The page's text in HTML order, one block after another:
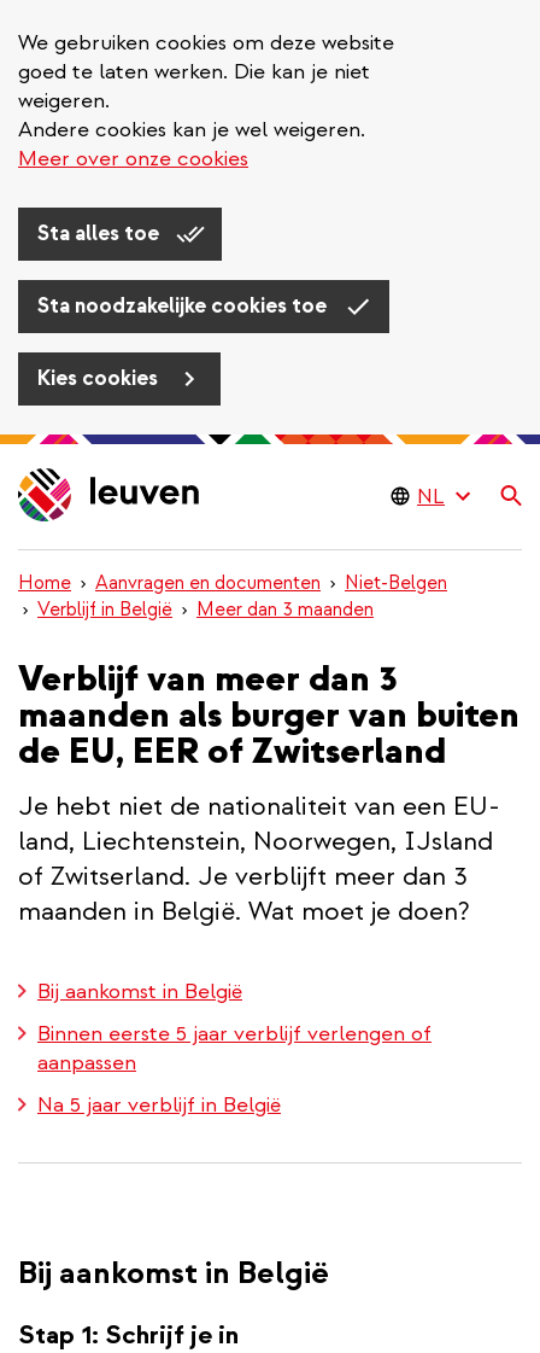
We gebruiken cookies om deze website
goed te laten werken. Die kan je niet
weigeren.
Andere cookies kan je wel weigeren.
Meer over onze cookies
Sta alles toe
Sta noodzakelijke cookies toe
Kies cookies
Overslaan
en
naar
inhoud
gaan
Home Aanvragen en documenten
Niet-Belgen
Verblijf in België
Meer dan 3 maanden
Verblijf van meer dan 3
maanden als burger van buiten
de EU, EER of Zwitserland
Je hebt niet de nationaliteit van een EU-
land, Liechtenstein, Noorwegen, IJsland
of Zwitserland. Je verblijft meer dan 3
maanden in België. Wat moet je doen?
Bij aankomst in België
Binnen eerste 5 jaar verblijf verlengen of
aanpassen
Na 5 jaar verblijf in België
Bij aankomst in België
Stap 1: Schrijf je in